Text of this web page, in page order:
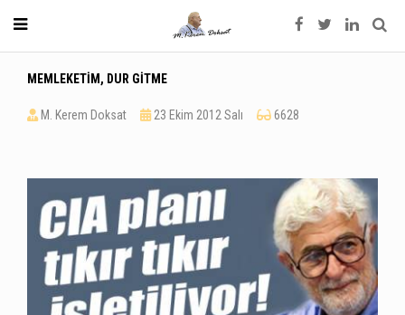
MEMLEKETİM, DUR GİTME
M. Kerem Doksat 23 Ekim 2012 Salı 6628